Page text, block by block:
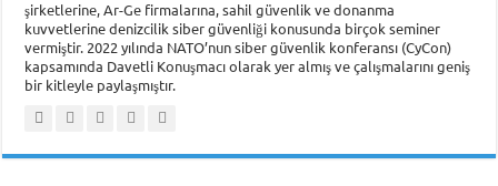
şirketlerine, Ar-Ge firmalarına, sahil güvenlik ve donanma
kuvvetlerine denizcilik siber güvenliği konusunda birçok seminer
vermiştir. 2022 yılında NATO’nun siber güvenlik konferansı (CyCon)
kapsamında Davetli Konuşmacı olarak yer almış ve çalışmalarını geniş
bir kitleyle paylaşmıştır.